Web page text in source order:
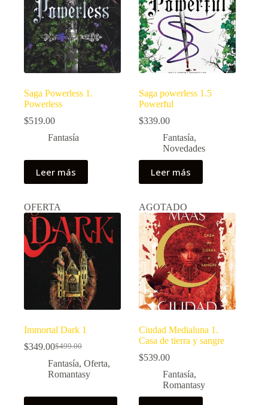
Saga Powerless 1.
Powerless
$519.00
Fantasía
Leer más
Saga powerless 1.5
Powerful
$339.00
Fantasía,
Novedades
Leer más
OFERTA
Immortal Dark 1
$499.00
El
precio
original
$499.00.
$349.00El
precio
actual
$349.00.
Fantasía, Oferta,
Romantasy
AGOTADO
Ciudad Medialuna 1.
Casa de tierra y sangre
$539.00
Fantasía,
Romantasy